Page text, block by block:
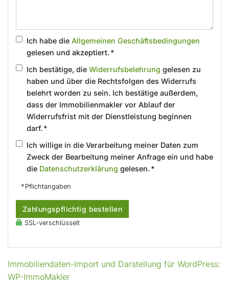
Ich habe die Allgemeinen Geschäftsbedingungen
gelesen und akzeptiert. *
Ich bestätige, die Widerrufsbelehrung gelesen zu
haben und über die Rechtsfolgen des Widerrufs
belehrt worden zu sein. Ich bestätige außerdem,
dass der Immobilienmakler vor Ablauf der
Widerrufsfrist mit der Dienstleistung beginnen
darf. *
Ich willige in die Verarbeitung meiner Daten zum
Zweck der Bearbeitung meiner Anfrage ein und habe
die Datenschutzerklärung gelesen. *
* Pflichtangaben
Zahlungspflichtig bestellen
SSL-verschlüsselt
Immobiliendaten-Import und Darstellung für WordPress:
WP-ImmoMakler